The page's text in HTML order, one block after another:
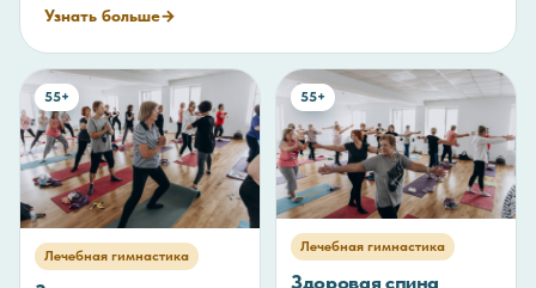
Узнать больше→
55+
Лечебная гимнастика
55+
Лечебная гимнастика
Здоровая спина